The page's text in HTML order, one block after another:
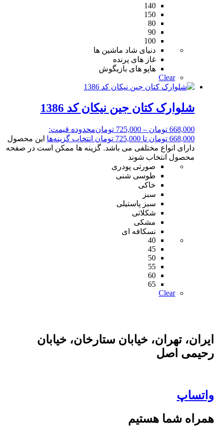
140
150
80
90
100
دنیای شاد ماشین ها
غاز های پرنده
هاپو های بازیگوش
Clear
شلوارک کتان جین نیکان کد 1386
668,000 تومان –
725,000 تومانمحدوده قیمت:
668,000 تومان تا 725,000 تومان
انتخاب گزینه‌ها این محصول
دارای انواع مختلفی می باشد. گزینه ها ممکن است در صفحه
محصول انتخاب شوند
صورتی پودری
طوسی شنی
خاکی
سبز
سبز پاستیلی
شکلاتی
مشکی
نسکافه ای
40
45
50
55
60
65
Clear
ایران، تهران، خیابان ستارخان، خیابان
رحیمی اصل
واتساپ
همراه شما هستیم